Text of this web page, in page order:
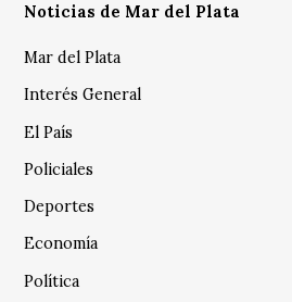
Noticias de Mar del Plata
Mar del Plata
Interés General
El País
Policiales
Deportes
Economía
Política